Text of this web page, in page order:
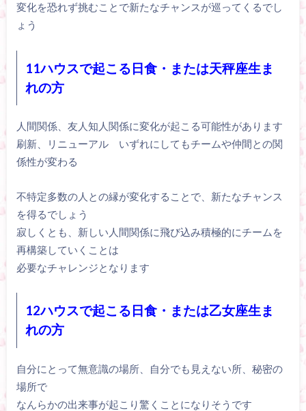
変化を恐れず挑むことで新たなチャンスが巡ってくるでし
ょう
11ハウスで起こる日食・または天秤座生ま
れの方
人間関係、友人知人関係に変化が起こる可能性があります
刷新、リニューアル いずれにしてもチームや仲間との関
係性が変わる
不特定多数の人との縁が変化することで、新たなチャンス
を得るでしょう
寂しくとも、新しい人間関係に飛び込み積極的にチームを
再構築していくことは
必要なチャレンジとなります
12ハウスで起こる日食・または乙女座生ま
れの方
自分にとって無意識の場所、自分でも見えない所、秘密の
場所で
なんらかの出来事が起こり驚くことになりそうです